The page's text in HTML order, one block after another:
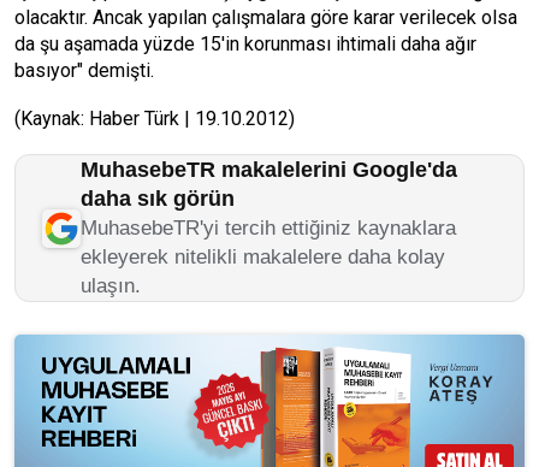
olacaktır. Ancak yapılan çalışmalara göre karar verilecek olsa
da şu aşamada yüzde 15'in korunması ihtimali daha ağır
basıyor" demişti.
(Kaynak: Haber Türk | 19.10.2012)
MuhasebeTR makalelerini Google'da
daha sık görün
MuhasebeTR'yi tercih ettiğiniz kaynaklara
ekleyerek nitelikli makalelere daha kolay
ulaşın.